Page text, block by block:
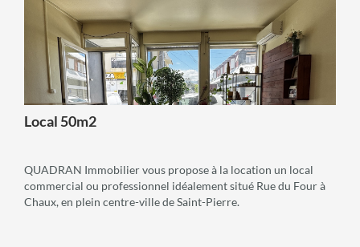
Local 50m2
QUADRAN Immobilier vous propose à la location un local
commercial ou professionnel idéalement situé Rue du Four à
Chaux, en plein centre-ville de Saint-Pierre.